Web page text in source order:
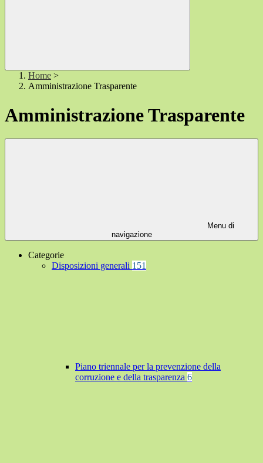
Home >
Amministrazione Trasparente
Amministrazione Trasparente
Menu di
navigazione
Categorie
Disposizioni generali 151
Piano triennale per la prevenzione della
corruzione e della trasparenza 6